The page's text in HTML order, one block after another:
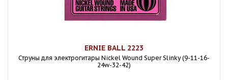
ERNIE BALL 2223
Струны для электрогитары Nickel Wound Super Slinky (9-11-16-
24w-32-42)